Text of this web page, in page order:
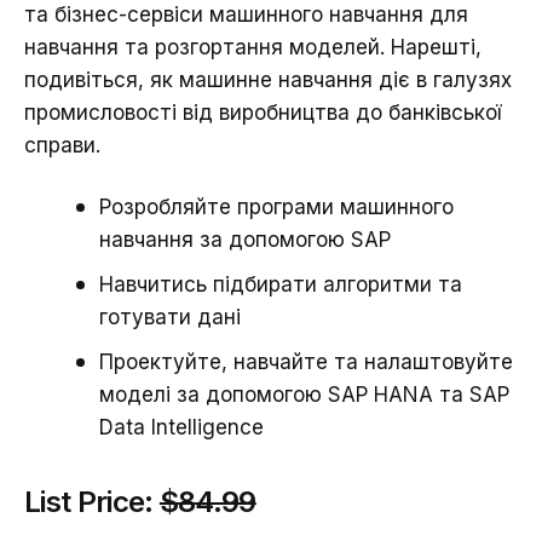
та бізнес-сервіси машинного навчання для
навчання та розгортання моделей. Нарешті,
подивіться, як машинне навчання діє в галузях
промисловості від виробництва до банківської
справи.
Розробляйте програми машинного
навчання за допомогою SAP
Навчитись підбирати алгоритми та
готувати дані
Проектуйте, навчайте та налаштовуйте
моделі за допомогою SAP HANA та SAP
Data Intelligence
List Price:$84.99